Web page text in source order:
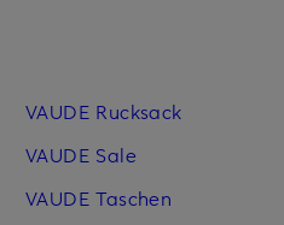
VAUDE Rucksack
VAUDE Sale
VAUDE Taschen